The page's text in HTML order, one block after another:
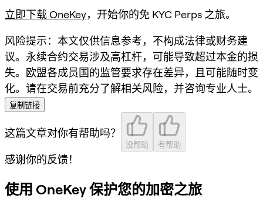
立即下载 OneKey，开始你的免 KYC Perps 之旅。
风险提示：本文仅供信息参考，不构成法律或财务建
议。永续合约交易涉及高杠杆，可能导致超过本金的损
失。欧盟各成员国的监管要求存在差异，且可能随时变
化。请在交易前充分了解相关风险，并咨询专业人士。
复制链接
这篇文章对你有帮助吗？
没帮助 有帮助
感谢你的反馈！
使用 OneKey 保护您的加密之旅